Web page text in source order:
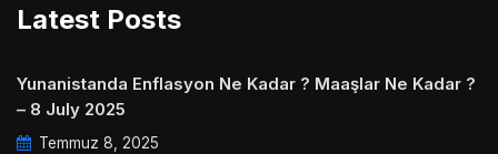
Latest Posts
Yunanistanda Enflasyon Ne Kadar ? Maaşlar Ne Kadar ?
– 8 July 2025
Temmuz 8, 2025